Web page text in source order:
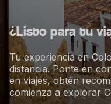
ó
n
¿Listo para tu
Tu experiencia en
distancia. Ponte en
en viajes, obtén
comienza a explorar